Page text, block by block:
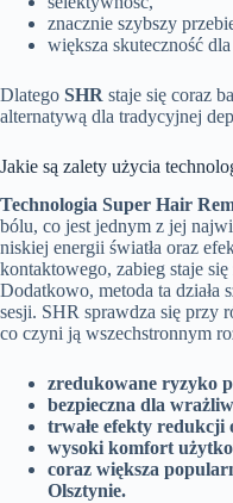
znacznie szybszy
większa skuteczność
Dlatego SHR staje się coraz
alternatywą dla tradycyjnej
Jakie są zalety użycia
Technologia Super Hair
bólu, co jest jednym z jej
niskiej energii światła oraz
kontaktowego, zabieg staje
Dodatkowo, metoda ta działa
sesji. SHR sprawdza się przy
co czyni ją wszechstronnym
zredukowane ryzyko
bezpieczna dla
trwałe efekty redukcji
wysoki komfort
coraz większa
Olsztynie.